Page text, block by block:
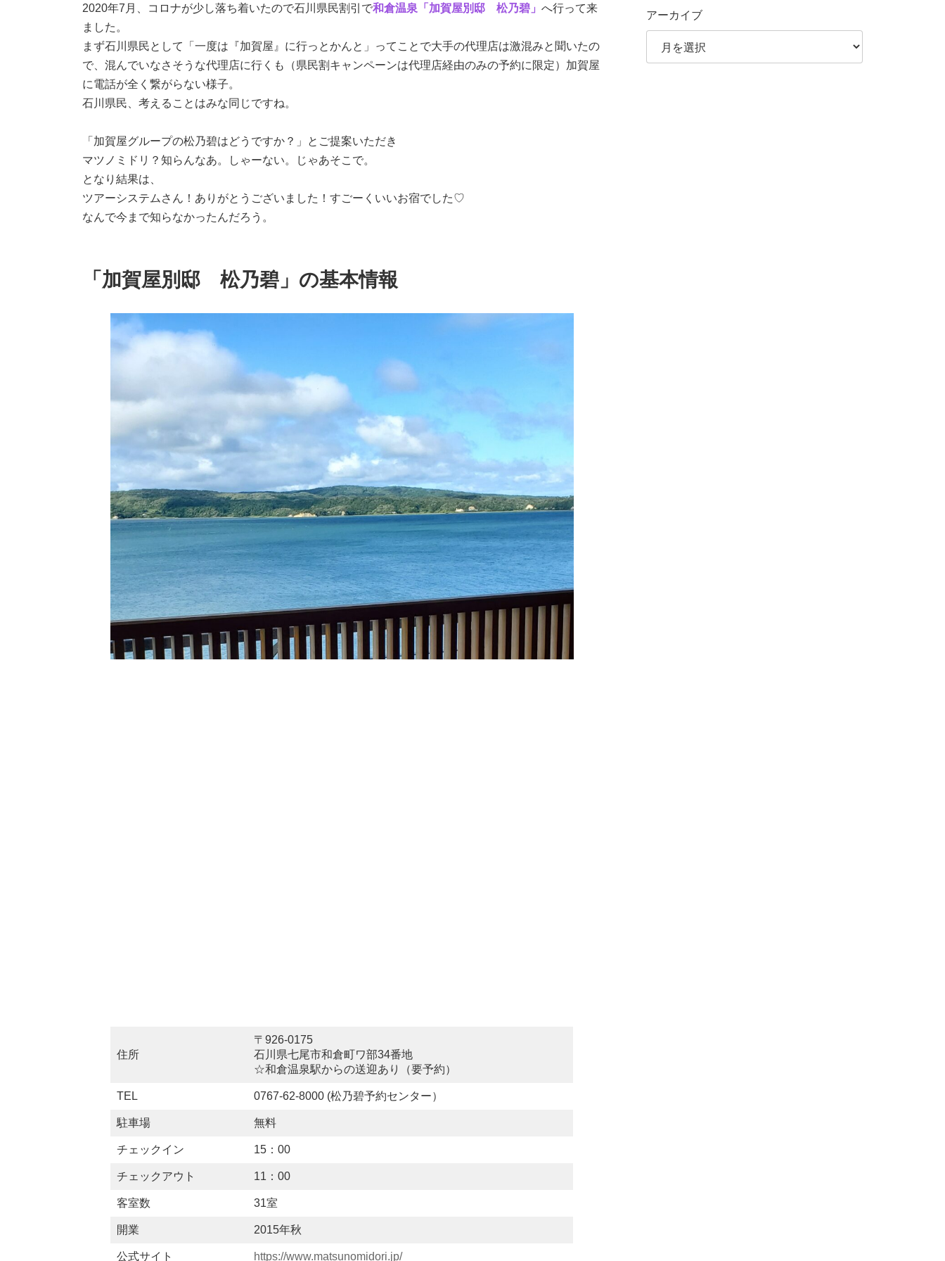
2020年7月、コロナが少し落ち着いたので石川県民割引で和倉温泉「加賀屋別邸 松乃碧」 へ行って来
ました。
まず石川県民として「一度は『加賀屋』に行っとかんと」ってことで大手の代理店は激混みと聞いたの
で、混んでいなさそうな代理店に行くも（県民割キャンペーンは代理店経由のみの予約に限定）加賀屋
に電話が全く繋がらない様子。
石川県民、考えることはみな同じですね。
「加賀屋グループの松乃碧はどうですか？」とご提案いただき
マツノミドリ？知らんなあ。しゃーない。じゃあそこで。
となり結果は、
ツアーシステムさん！ありがとうございました！すごーくいいお宿でした♡
なんで今まで知らなかったんだろう。
「加賀屋別邸 松乃碧」の基本情報
住所
〒926-0175
石川県七尾市和倉町ワ部34番地
☆和倉温泉駅からの送迎あり（要予約）
TEL 0767-62-8000 (松乃碧予約センター）
駐車場 無料
チェックイン 15：00
チェックアウト 11：00
客室数 31室
開業 2015年秋
公式サイト https://www.matsunomidori.jp/
アーカイブ